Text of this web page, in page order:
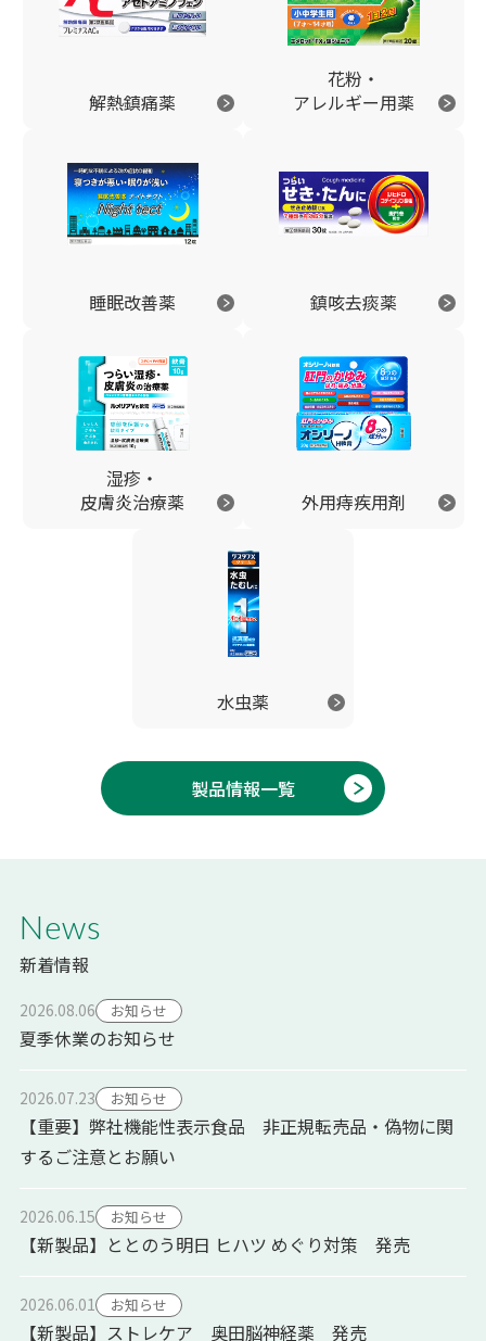
解熱鎮痛薬
花粉・
アレルギー用薬
睡眠改善薬 鎮咳去痰薬
湿疹・
皮膚炎治療薬
外用痔疾用剤
水虫薬
製品情報一覧
News
新着情報
2026.08.06 お知らせ
夏季休業のお知らせ
2026.07.23 お知らせ
【重要】弊社機能性表示食品 非正規転売品・偽物に関
するご注意とお願い
2026.06.15 お知らせ
【新製品】ととのう明日 ヒハツ めぐり対策 発売
2026.06.01 お知らせ
【新製品】ストレケア 奥田脳神経薬 発売